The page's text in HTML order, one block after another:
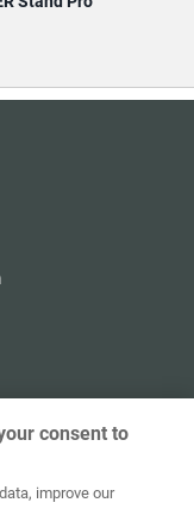
δεδομένων
consent to
improve our